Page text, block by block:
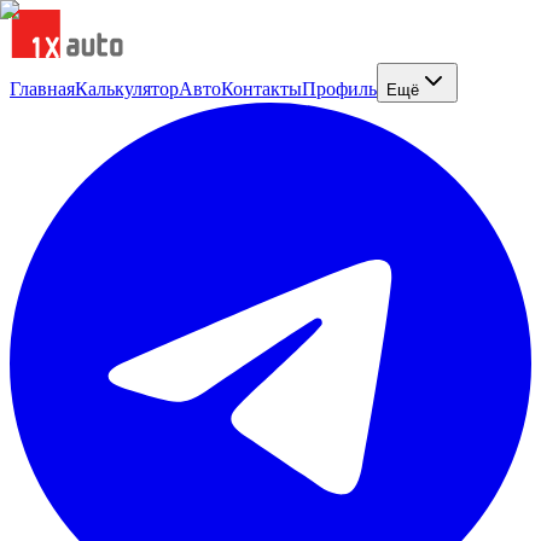
ГлавнаяКалькуляторАвтоКонтактыПрофиль Ещё